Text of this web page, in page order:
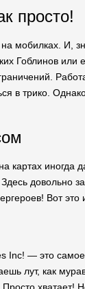
просто!
И,
Гоблинов
в трико.
картах
довольно
Вот это
Inc! — это
лут, как